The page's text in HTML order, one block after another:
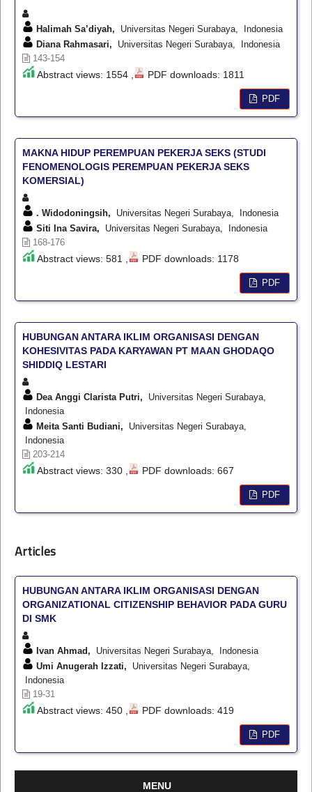
Halimah Sa’diyah, Universitas Negeri Surabaya, Indonesia
Diana Rahmasari, Universitas Negeri Surabaya, Indonesia
143-154
Abstract views: 1554 , PDF downloads: 1811
PDF
MAKNA HIDUP PEREMPUAN PEKERJA SEKS (STUDI
FENOMENOLOGIS PEREMPUAN PEKERJA SEKS
KOMERSIAL)
. Widodoningsih, Universitas Negeri Surabaya, Indonesia
Siti Ina Savira, Universitas Negeri Surabaya, Indonesia
168-176
Abstract views: 581 , PDF downloads: 1178
PDF
HUBUNGAN ANTARA IKLIM ORGANISASI DENGAN
KOHESIVITAS PADA KARYAWAN PT MAAN GHODAQO
SHIDDIQ LESTARI
Dea Anggi Clarista Putri, Universitas Negeri Surabaya,
Indonesia
Meita Santi Budiani, Universitas Negeri Surabaya,
Indonesia
203-214
Abstract views: 330 , PDF downloads: 667
PDF
Articles
HUBUNGAN ANTARA IKLIM ORGANISASI DENGAN
ORGANIZATIONAL CITIZENSHIP BEHAVIOR PADA GURU
DI SMK
Ivan Ahmad, Universitas Negeri Surabaya, Indonesia
Umi Anugerah Izzati, Universitas Negeri Surabaya,
Indonesia
19-31
Abstract views: 450 , PDF downloads: 419
PDF
MENU